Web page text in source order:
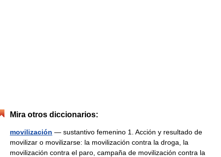
Mira otros diccionarios:
movilización — sustantivo femenino 1. Acción y resultado de
movilizar o movilizarse: la movilización contra la droga, la
movilización contra el paro, campaña de movilización contra la